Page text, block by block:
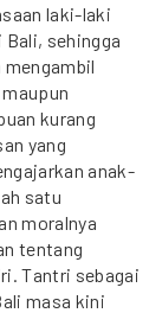
laki-laki
sehingga
kurang
yang
anak-
satu
moralnya
tentang
Tantri sebagai
masa kini